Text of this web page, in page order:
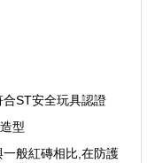
ST安全玩具認證
型
般紅磚相比,在防護